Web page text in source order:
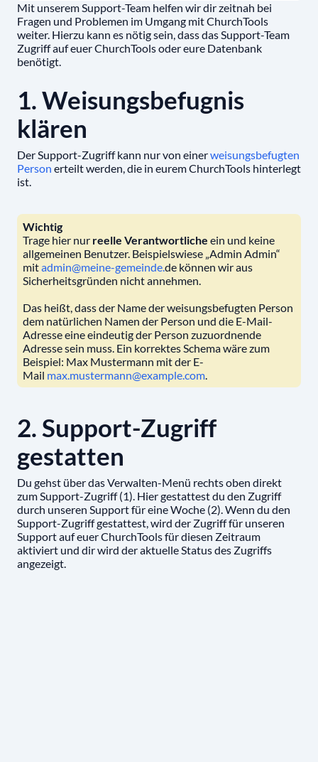
Mit unserem Support-Team helfen wir dir zeitnah bei
Fragen und Problemen im Umgang mit ChurchTools
weiter. Hierzu kann es nötig sein, dass das Support-Team
Zugriff auf euer ChurchTools oder eure Datenbank
benötigt.
1. Weisungsbefugnis
klären
Der Support-Zugriff kann nur von einerweisungsbefugten
Person erteilt werden, die in eurem ChurchTools hinterlegt
ist.
Wichtig
Trage hier nur reelle Verantwortliche ein und keine
allgemeinen Benutzer. Beispielswiese „Admin Admin“
mitadmin@meine-gemeinde.de können wir aus
Sicherheitsgründen nicht annehmen.
Das heißt, dass der Name der weisungsbefugten Person
dem natürlichen Namen der Person und die E-Mail-
Adresse eine eindeutig der Person zuzuordnende
Adresse sein muss. Ein korrektes Schema wäre zum
Beispiel: Max Mustermann mit der E-
Mail max.mustermann@example.com.
2. Support-Zugriff
gestatten
Du gehst über das Verwalten-Menü rechts oben direkt
zum Support-Zugriff (1). Hier gestattest du den Zugriff
durch unseren Support für eine Woche (2). Wenn du den
Support-Zugriff gestattest, wird der Zugriff für unseren
Support auf euer ChurchTools für diesen Zeitraum
aktiviert und dir wird der aktuelle Status des Zugriffs
angezeigt.